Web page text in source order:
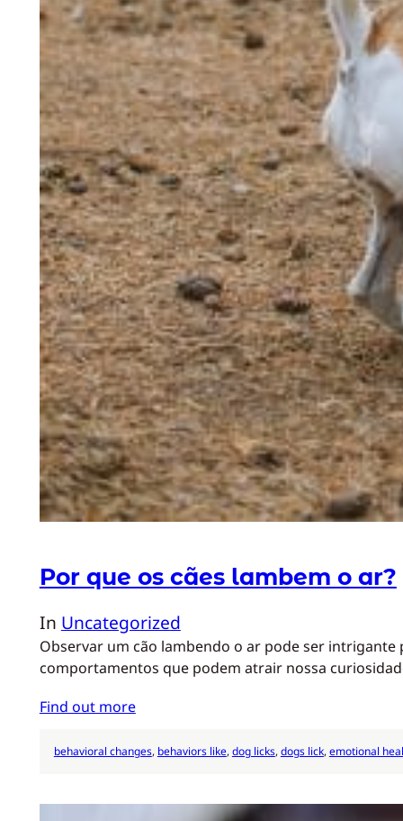
Por que os cães lambem o ar?
In Uncategorized
Observar um cão lambendo o ar pode ser intrigante
comportamentos que podem atrair nossa
Find out more
behavioral changes, behaviors like, dog licks, dogs lick, emotional